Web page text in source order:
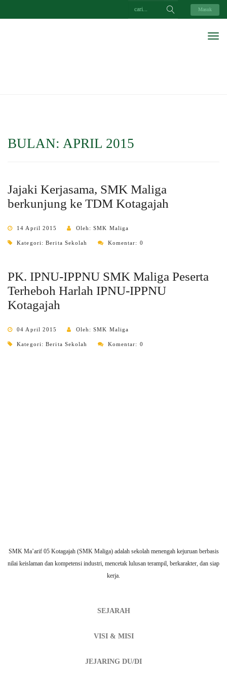
Masuk
BULAN: APRIL 2015
Jajaki Kerjasama, SMK Maliga
berkunjung ke TDM Kotagajah
14 April 2015 Oleh: SMK Maliga
Kategori:Berita Sekolah Komentar: 0
PK. IPNU-IPPNU SMK Maliga Peserta
Terheboh Harlah IPNU-IPPNU
Kotagajah
04 April 2015 Oleh: SMK Maliga
Kategori:Berita Sekolah Komentar: 0
SMK Ma’arif 05 Kotagajah (SMK Maliga) adalah sekolah menengah kejuruan berbasis
nilai keislaman dan kompetensi industri, mencetak lulusan terampil, berkarakter, dan siap
kerja.
SEJARAH
VISI & MISI
JEJARING DU/DI